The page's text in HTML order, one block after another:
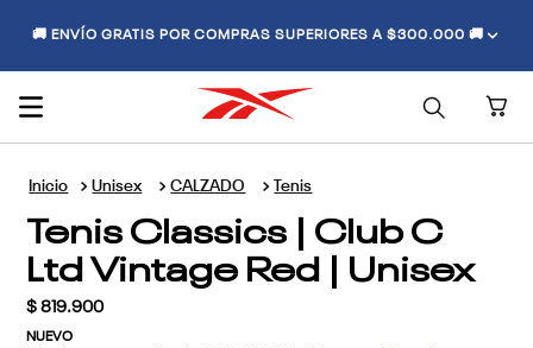
🚚 ENVÍO GRATIS POR COMPRAS SUPERIORES A $300.000 🚚
Unisex CALZADO Tenis
Tenis Classics | Club C
Ltd Vintage Red | Unisex
$ 819.900
NUEVO